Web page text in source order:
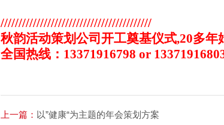
//////////////////////////////////////////
秋韵活动策划公司开工奠基仪式,20多年
全国热线： 13371916798 or
上一篇： 以”健康“为主题的年会策划方案